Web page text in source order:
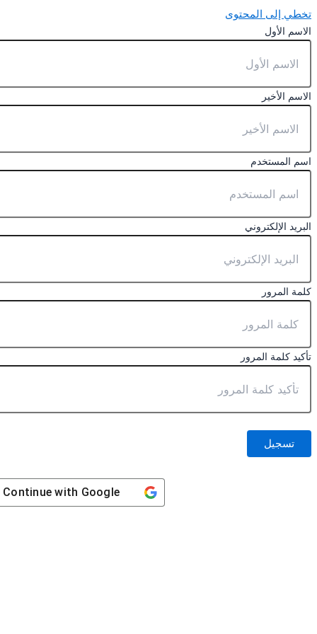
تخطي إلى المحتوى
الاسم الأول
الاسم الأخير
اسم المستخدم
البريد الإلكتروني
كلمة المرور
تأكيد كلمة المرور
تسجيل
Continue withGoogle